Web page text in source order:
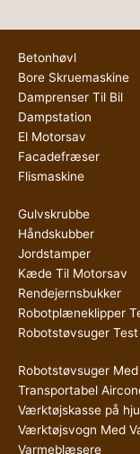
Betonhøvl
Bore Skruemaskine
Damprenser Til Bil
Dampstation
El Motorsav
Facadefræser
Flismaskine
Gulvskrubbe
Håndskubber
Jordstamper
Kæde Til Motorsav
Rendejernsbukker
Robotplæneklipper
Robotstøvsuger Test
Robotstøvsuger
Transportabel
Værktøjskasse på
Værktøjsvogn Med
Varmeblæsere